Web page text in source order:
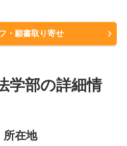
・願書取り寄せ
学部の詳細情
所在地